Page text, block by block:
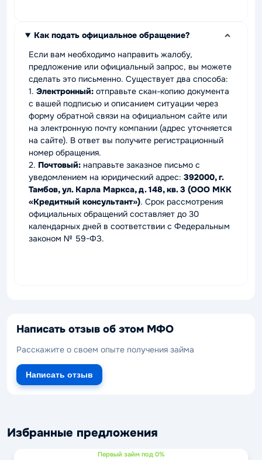
Как подать официальное обращение?
Если вам необходимо направить жалобу,
предложение или официальный запрос, вы можете
сделать это письменно. Существует два способа:
1. Электронный: отправьте скан-копию документа
с вашей подписью и описанием ситуации через
форму обратной связи на официальном сайте или
на электронную почту компании (адрес уточняется
на сайте). В ответ вы получите регистрационный
номер обращения.
2. Почтовый: направьте заказное письмо с
уведомлением на юридический адрес: 392000, г.
Тамбов, ул. Карла Маркса, д. 148, кв. 3 (ООО МКК
«Кредитный консультант»). Срок рассмотрения
официальных обращений составляет до 30
календарных дней в соответствии с Федеральным
законом № 59-ФЗ.
Написать отзыв об этом МФО
Расскажите о своем опыте получения займа
Написать отзыв
Избранные предложения
Первый займ под 0%